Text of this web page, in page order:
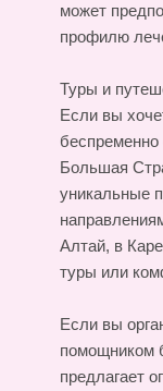
может
профилю
Туры и
Если вы
беспременно
Большая
уникальные
Алтай, в
туры или
Если вы
помощником
предлагает